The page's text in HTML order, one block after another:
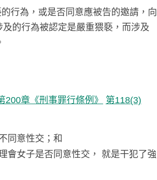
行為，或是否同意應被告的邀請，向
的行為被認定是嚴重猥褻，而涉及
200章《刑事罪行條例》
第118(3)
同意性交；和
會女子是否同意性交， 就是干犯了強